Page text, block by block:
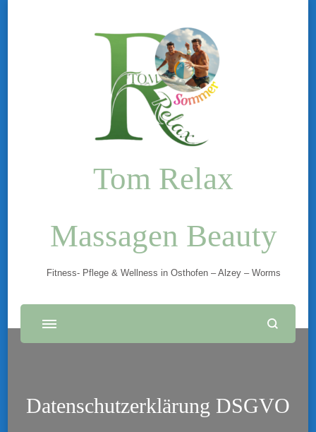
Tom Relax
Massagen Beauty
Fitness- Pflege & Wellness in Osthofen – Alzey – Worms
Datenschutzerklärung DSGVO